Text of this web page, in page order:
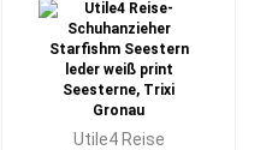
Utile4 Reise